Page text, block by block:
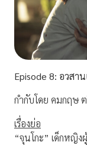
Episode 8: อวสา
กำกับโดย คมกฤษ
เรื่องย่อ
“จุนโกะ” เด็กหญิง